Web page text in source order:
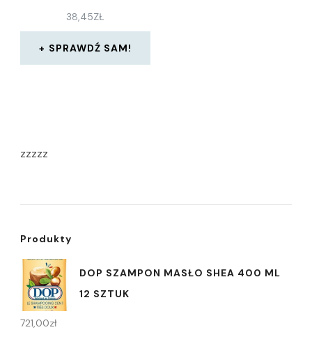
SIĘ 1000 ML
38,45ZŁ
SPRAWDŹ SAM!
zzzzz
Produkty
DOP SZAMPON MASŁO SHEA 400 ML
12 SZTUK
721,00zł